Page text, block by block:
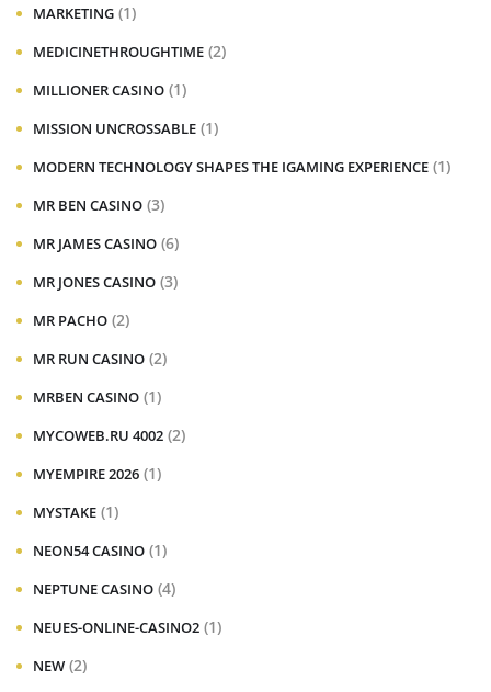
MARKETING (1)
MEDICINETHROUGHTIME (2)
MILLIONER CASINO (1)
MISSION UNCROSSABLE (1)
MODERN TECHNOLOGY SHAPES THE IGAMING EXPERIENCE (1)
MR BEN CASINO (3)
MR JAMES CASINO (6)
MR JONES CASINO (3)
MR PACHO (2)
MR RUN CASINO (2)
MRBEN CASINO (1)
MYCOWEB.RU 4002 (2)
MYEMPIRE 2026 (1)
MYSTAKE (1)
NEON54 CASINO (1)
NEPTUNE CASINO (4)
NEUES-ONLINE-CASINO2 (1)
NEW (2)